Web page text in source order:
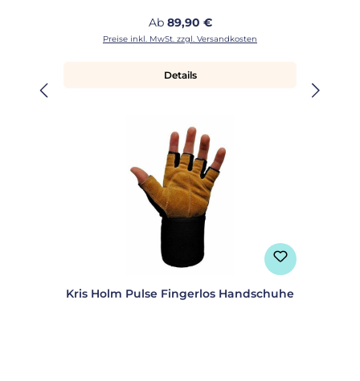
Regulärer Preis:
Ab 89,90 €
Preise inkl. MwSt. zzgl. Versandkosten
Details
Kris Holm Pulse Fingerlos Handschuhe